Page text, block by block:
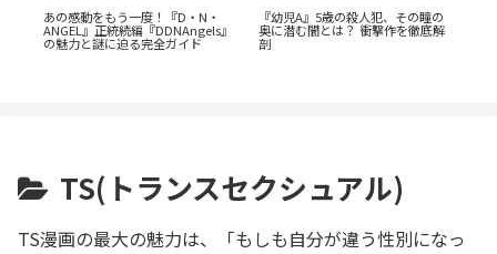
あの感動をもう一度！『D・N・
ANGEL』正統続編『DDNAngels』
の魅力と謎に迫る完全ガイド
『幼児A』5歳の殺人犯、その瞳の
奥に潜む闇とは？ 衝撃作を徹底解
剖
TS(トランスセクシュアル)
TS漫画の最大の魅力は、「もしも自分が違う性別になっ